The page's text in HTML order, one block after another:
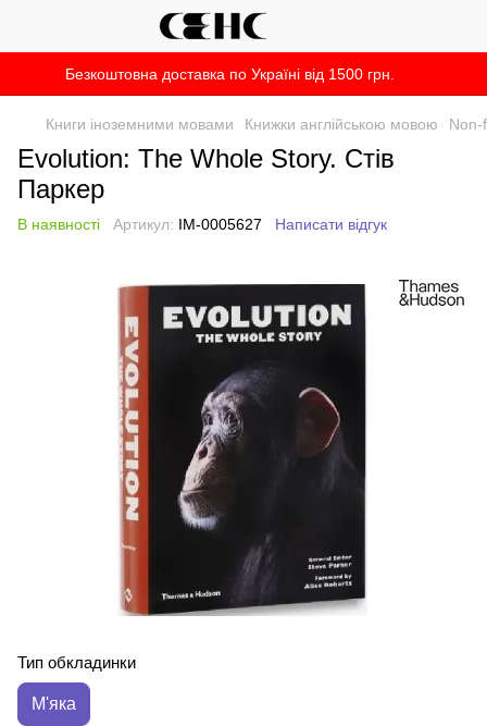
Безкоштовна доставка по Україні від 1500 грн.
Книги іноземними мовами Книжки англійською мовою Non-
Evolution: The Whole Story. Стів
Паркер
В наявності Артикул: IM-0005627 Написати відгук
Тип обкладинки
М'яка